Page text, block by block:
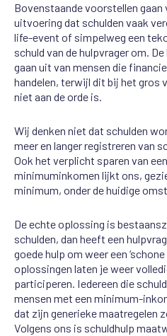
Bovenstaande voorstellen gaan
uitvoering dat schulden vaak
life-event of simpelweg een
schuld van de hulpvrager om.
gaan uit van mensen die
handelen, terwijl dit bij het gros
niet aan de orde is.
Wij denken niet dat schulden
meer en langer registreren van
Ook het verplicht sparen van
minimuminkomen lijkt ons,
minimum, onder de huidige
De echte oplossing is
schulden, dan heeft een
goede hulp om weer een
oplossingen laten je weer
participeren. Iedereen die
mensen met een minimum-
dat zijn generieke maatregelen
Volgens ons is schuldhulp